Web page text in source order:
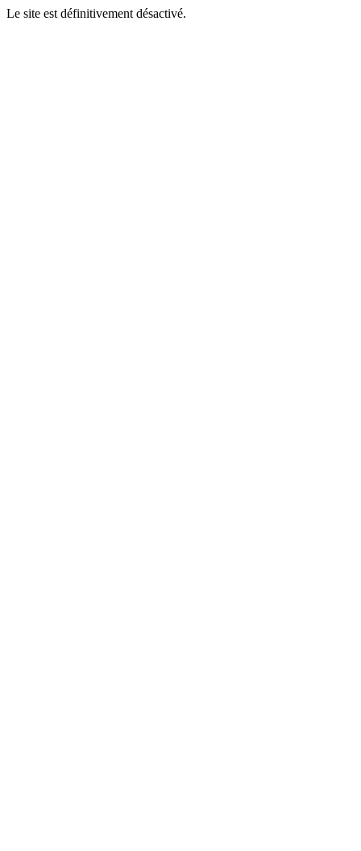
Le site est définitivement désactivé.